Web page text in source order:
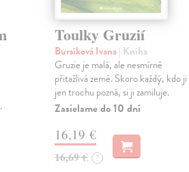
Toulky Gruzií
Bursíková Ivana| Kniha
Gruzie je malá, ale nesmírně
přitažlivá země. Skoro každý, kdo ji
jen trochu pozná, si ji zamiluje.
Zasielame do 10 dní
16,19 €
16,69 € ?